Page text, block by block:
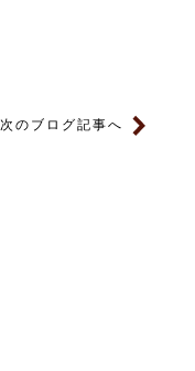
次のブログ記事へ